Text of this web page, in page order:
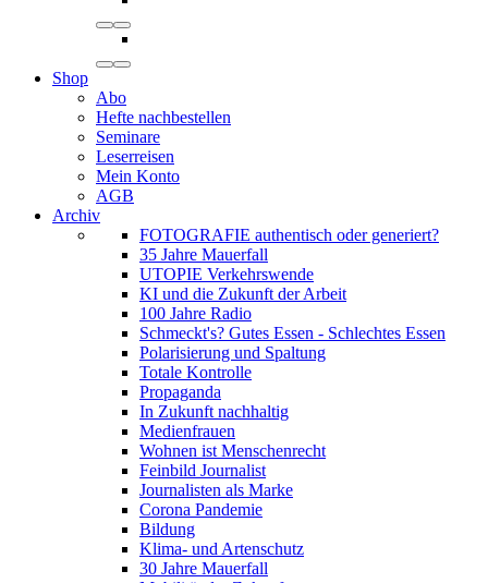
Shop
Abo
Hefte nachbestellen
Seminare
Leserreisen
Mein Konto
AGB
Archiv
FOTOGRAFIE authentisch oder generiert?
35 Jahre Mauerfall
UTOPIE Verkehrswende
KI und die Zukunft der Arbeit
100 Jahre Radio
Schmeckt's? Gutes Essen - Schlechtes Essen
Polarisierung und Spaltung
Totale Kontrolle
Propaganda
In Zukunft nachhaltig
Medienfrauen
Wohnen ist Menschenrecht
Feinbild Journalist
Journalisten als Marke
Corona Pandemie
Bildung
Klima- und Artenschutz
30 Jahre Mauerfall